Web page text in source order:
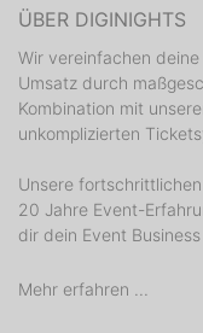
https://
ÜBER DIGINIGHTS
Wir vereinfachen
Umsatz durch
Kombination mit
unkomplizierten
Unsere
20 Jahre Event-
dir dein Event
Mehr erfahren ...